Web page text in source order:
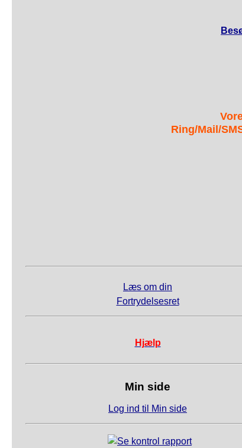
Ring/Mail/
Læs om din
Fortrydelsesret
Hjælp
Min side
Log ind til Min side